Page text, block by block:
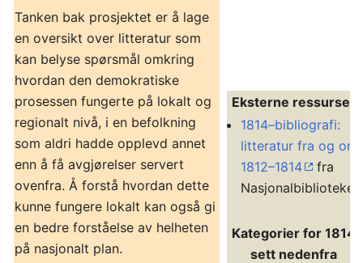
Tanken bak prosjektet er å lage
en oversikt over litteratur som
kan belyse spørsmål omkring
hvordan den demokratiske
prosessen fungerte på lokalt og
regionalt nivå, i en befolkning
som aldri hadde opplevd annet
enn å få avgjørelser servert
ovenfra. Å forstå hvordan dette
kunne fungere lokalt kan også gi
en bedre forståelse av helheten
på nasjonalt plan.
Eksterne ressurser
1814–bibliografi:
litteratur fra og om
1812–1814
fra
Nasjonalbiblioteket
Kategorier for 1814
sett nedenfra